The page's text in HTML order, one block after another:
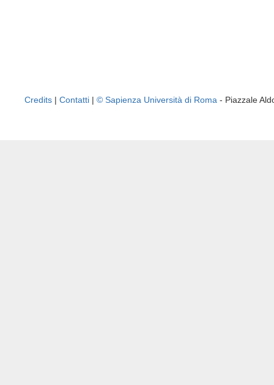
Credits | Contatti | © Sapienza Università di Roma - Piazzale